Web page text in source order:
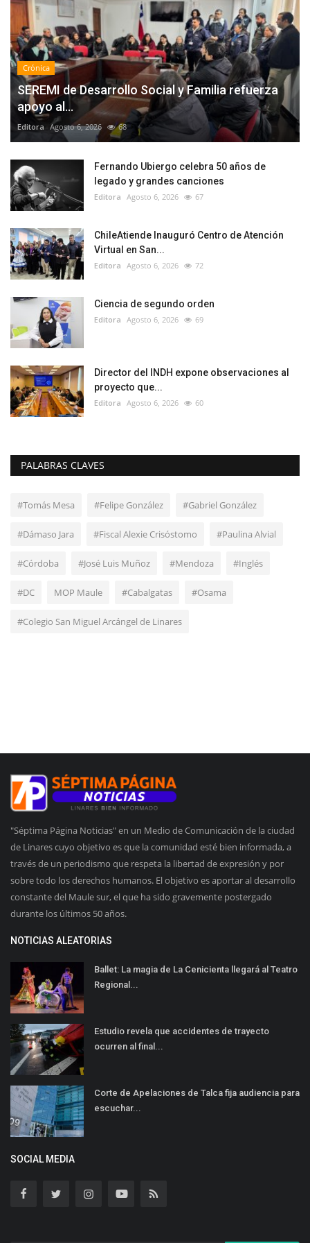
Crónica
SEREMI de Desarrollo Social y Familia refuerza
apoyo al...
Editora Agosto 6, 2026 68
Fernando Ubiergo celebra 50 años de
legado y grandes canciones
Editora Agosto 6, 2026 67
ChileAtiende Inauguró Centro de Atención
Virtual en San...
Editora Agosto 6, 2026 72
Ciencia de segundo orden
Editora Agosto 6, 2026 69
Director del INDH expone observaciones al
proyecto que...
Editora Agosto 6, 2026 60
PALABRAS CLAVES
#Tomás Mesa #Felipe González #Gabriel González
#Dámaso Jara #Fiscal Alexie Crisóstomo #Paulina Alvial
#Córdoba #José Luis Muñoz #Mendoza #Inglés
#DC MOP Maule #Cabalgatas #Osama
#Colegio San Miguel Arcángel de Linares
"Séptima Página Noticias" en un Medio de Comunicación de la ciudad
de Linares cuyo objetivo es que la comunidad esté bien informada, a
través de un periodismo que respeta la libertad de expresión y por
sobre todo los derechos humanos. El objetivo es aportar al desarrollo
constante del Maule sur, el que ha sido gravemente postergado
durante los últimos 50 años.
NOTICIAS ALEATORIAS
Ballet: La magia de La Cenicienta llegará al Teatro
Regional...
Estudio revela que accidentes de trayecto
ocurren al final...
Corte de Apelaciones de Talca fija audiencia para
escuchar...
SOCIAL MEDIA